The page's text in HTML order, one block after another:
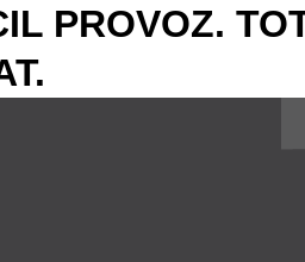
PROVOZ.